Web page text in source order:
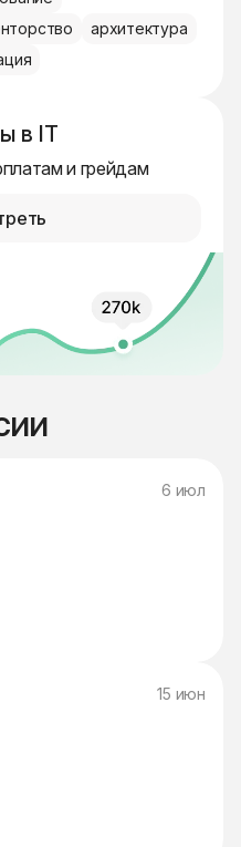
архитектура
в IT
и грейдам
6 июл
15 июн